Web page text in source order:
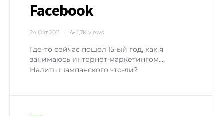
Facebook
24 Окт 2011 1,7K views
Где-то сейчас пошел 15-ый год, как я
занимаюсь интернет-маркетингом….
Налить шампанского что-ли?